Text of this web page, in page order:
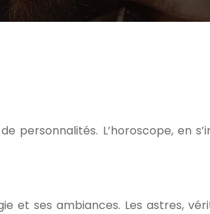
personnalités. L’horoscope, en
et ses ambiances. Les astres,